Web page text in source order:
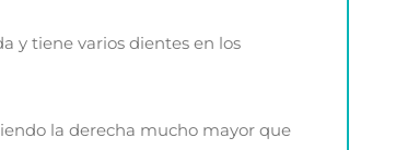
y tiene varios dientes en los
la derecha mucho mayor que